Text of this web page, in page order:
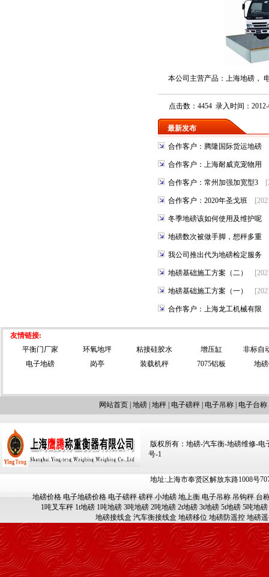
本公司主营产品： 上海地磅 ，
点击数：4454 录入时间：
最新发布
合作客户：腾隆国际货运地磅
合作客户：上海耐威克宠物用
合作客户：常州加强加宽型3
合作客户：2020年圣戈班
冬季地磅该如何使用及维护呢
地磅数次被做手脚，想秤多重
我公司推出代为地磅检定服务
地磅基础施工方案（二）
地磅基础施工方案（一）
合作客户：上海龙工机械有限
友情链接:
平衡门厂家
环氧地坪 粘接硅胶水 增压缸
非标自
电子地磅
岗亭 装载机秤 7075铝板 地
网站首页 地磅 地秤 电子磅秤 电子吊称 电子台称
版权所有：地磅-汽车衡-地磅维修-电
号-1
地址:上海市奉贤区解放东路1008号
地磅价格 电子地磅价格 电子磅秤 磅秤 小地磅 地上衡 电子吊称 吊钩秤 台
1吨叉车秤 1t地磅 1吨地磅 3吨地磅 2吨地磅 2t地磅 3t地磅 5t地磅 5吨地磅
地磅接线盒 汽车衡接线盒 地磅移位 地磅防遥控 地磅